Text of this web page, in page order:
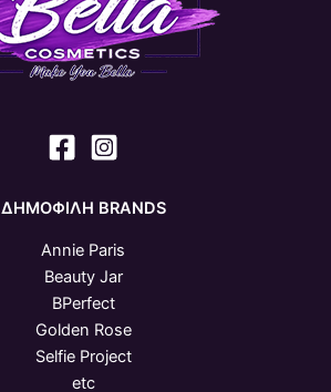
ΔΗΜΟΦΙΛΗ BRANDS
Annie Paris
Beauty Jar
BPerfect
Golden Rose
Selfie Project
etc